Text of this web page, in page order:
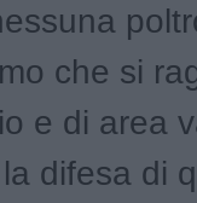
che si
e di area
difesa di